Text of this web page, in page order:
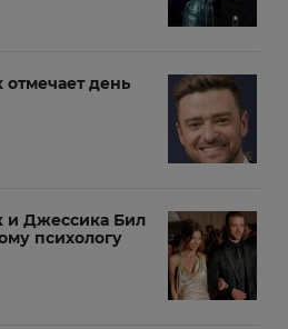
день
и Джессика Бил
психологу